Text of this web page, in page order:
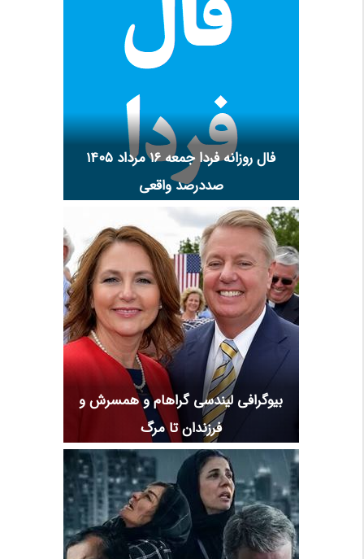
فال روزانه فردا جمعه ۱۶ مرداد ۱۴۰۵
صددرصد واقعی
بیوگرافی لیندسی گراهام و همسرش و
فرزندان تا مرگ